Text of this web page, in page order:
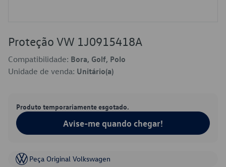
Proteção VW 1J0915418A
Compatibilidade: Bora, Golf, Polo
Unidade de venda: Unitário(a)
Produto temporariamente esgotado.
Avise-me quando chegar!
Peça Original Volkswagen